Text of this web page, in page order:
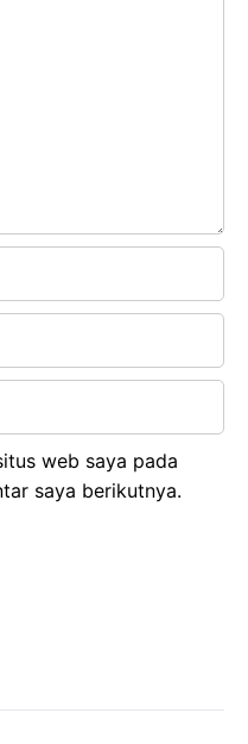
web saya pada
saya berikutnya.